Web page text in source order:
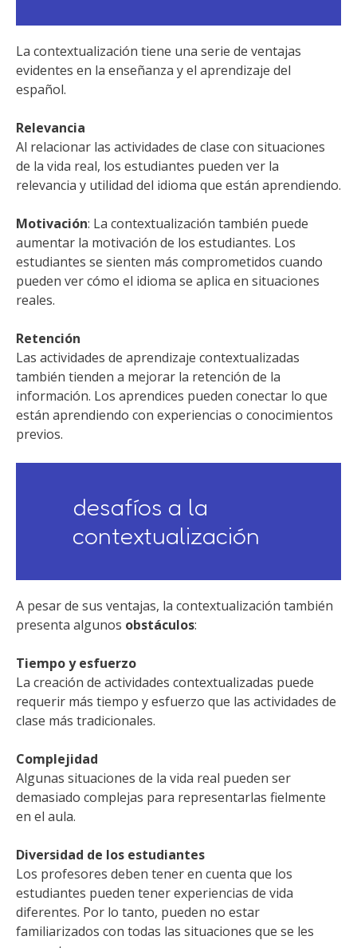
La contextualización tiene una serie de ventajas
evidentes en la enseñanza y el aprendizaje del
español.
Relevancia
Al relacionar las actividades de clase con situaciones
de la vida real, los estudiantes pueden ver la
relevancia y utilidad del idioma que están aprendiendo.
Motivación: La contextualización también puede
aumentar la motivación de los estudiantes. Los
estudiantes se sienten más comprometidos cuando
pueden ver cómo el idioma se aplica en situaciones
reales.
Retención
Las actividades de aprendizaje contextualizadas
también tienden a mejorar la retención de la
información. Los aprendices pueden conectar lo que
están aprendiendo con experiencias o conocimientos
previos.
desafíos a la
contextualización
A pesar de sus ventajas, la contextualización también
presenta algunos obstáculos:
Tiempo y esfuerzo
La creación de actividades contextualizadas puede
requerir más tiempo y esfuerzo que las actividades de
clase más tradicionales.
Complejidad
Algunas situaciones de la vida real pueden ser
demasiado complejas para representarlas fielmente
en el aula.
Diversidad de los estudiantes
Los profesores deben tener en cuenta que los
estudiantes pueden tener experiencias de vida
diferentes. Por lo tanto, pueden no estar
familiarizados con todas las situaciones que se les